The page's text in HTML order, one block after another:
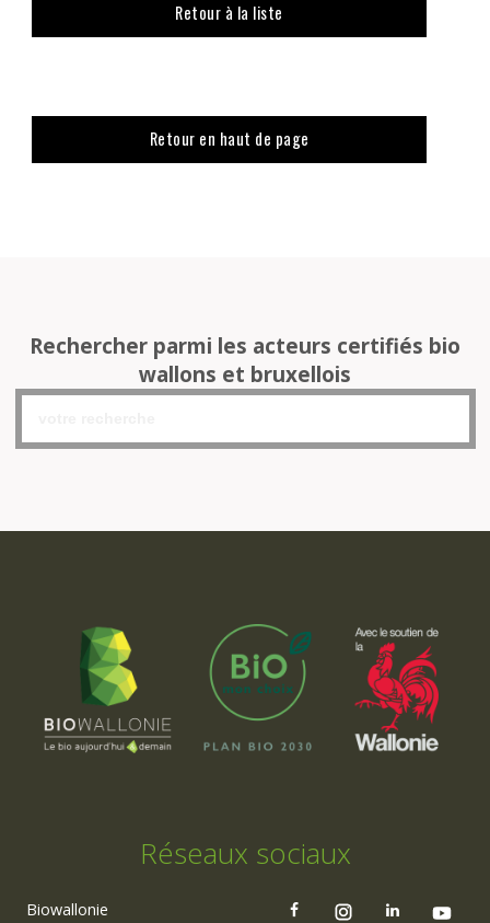
Retour à la liste
Retour en haut de page
Rechercher parmi les acteurs certifiés bio
wallons et bruxellois
Réseaux sociaux
Biowallonie